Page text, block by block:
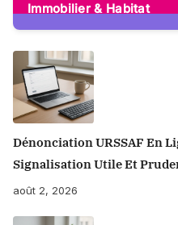
Immobilier & Habitat
Dénonciation URSSAF En
Signalisation Utile Et
août 2, 2026